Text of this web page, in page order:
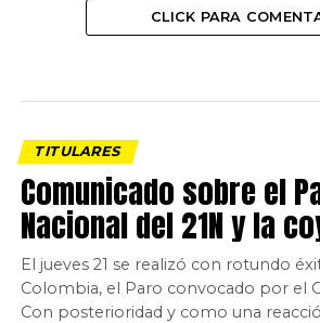
CLICK PARA
TITULARES
Comunicado sobre el
Nacional del 21N y la
El jueves 21 se realizó con rotundo
Colombia, el Paro convocado por el
Con posterioridad y como una